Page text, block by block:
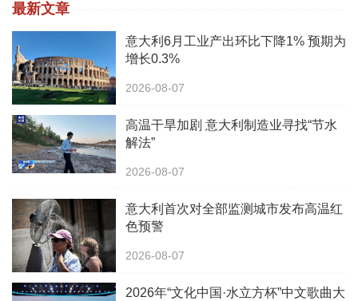
最新文章
意大利6月工业产出环比下降1% 预期为
增长0.3%
2026-08-07
高温干旱加剧 意大利制造业寻找“节水
解法”
2026-08-07
意大利首次对全部监测城市发布高温红
色预警
2026-08-07
2026年“文化中国·水立方杯”中文歌曲大